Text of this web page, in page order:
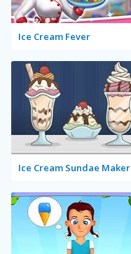
Ice Cream Fever
Ice Cream Sundae Maker